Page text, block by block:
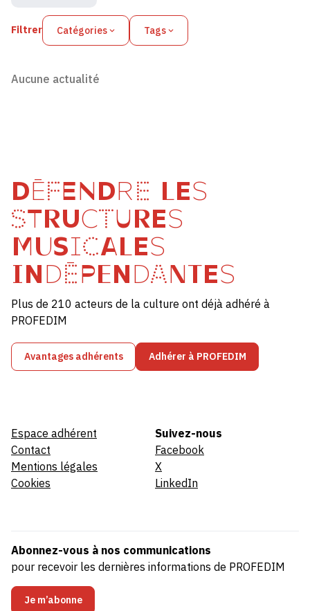
Filtrer Catégories Tags
Aucune actualité
DÉFENDRE LES
STRUCTURES
MUSICALES
INDÉPENDANTES
Plus de 210 acteurs de la culture ont déjà adhéré à
PROFEDIM
Avantages adhérents Adhérer à PROFEDIM
Espace adhérent
Contact
Mentions légales
Cookies
Suivez-nous
Facebook
X
LinkedIn
Abonnez-vous à nos communications
pour recevoir les dernières informations de PROFEDIM
Je m’abonne